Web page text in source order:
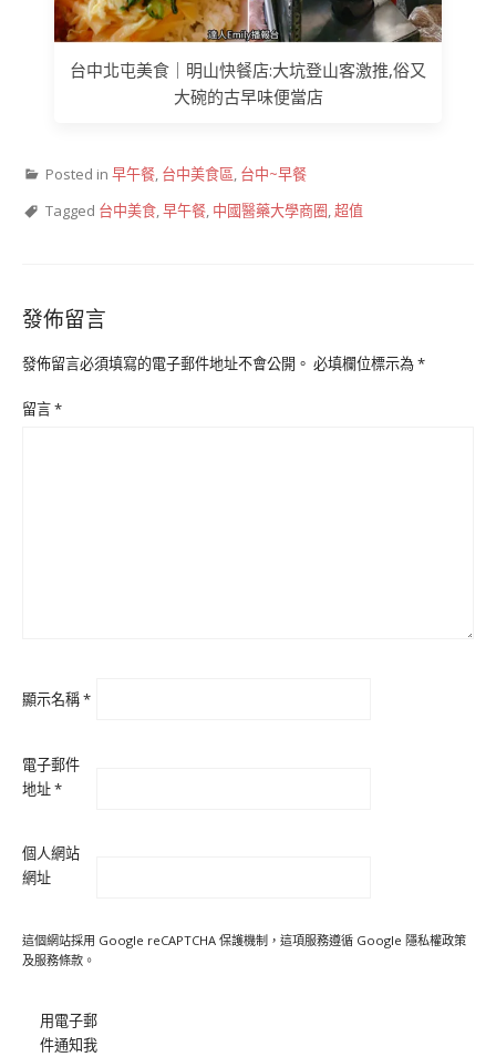
台中北屯美食｜明山快餐店:大坑登山客激推,俗又
大碗的古早味便當店
Posted in 早午餐, 台中美食區, 台中~早餐
Tagged 台中美食,早午餐, 中國醫藥大學商圈,超值
發佈留言
發佈留言必須填寫的電子郵件地址不會公開。 必填欄位標示為*
留言*
顯示名稱*
電子郵件
地址*
個人網站
網址
這個網站採用 Google reCAPTCHA 保護機制，這項服務遵循 Google 隱私權政策
及服務條款 。
用電子郵
件通知我